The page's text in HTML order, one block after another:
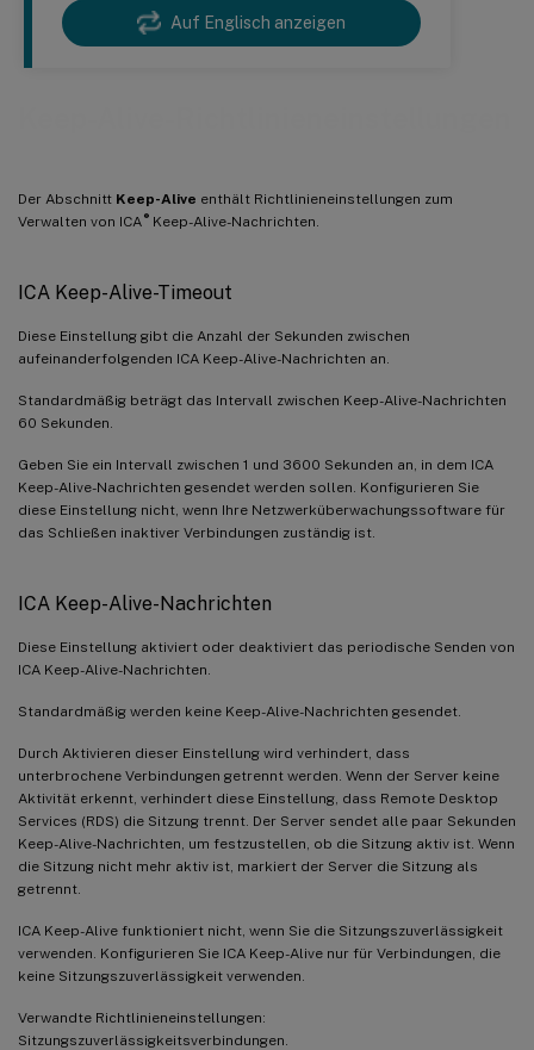
Auf Englisch anzeigen
Der Abschnitt Keep-Alive enthält Richtlinieneinstellungen zum
Verwalten von ICA ®Keep-Alive-Nachrichten.
ICA Keep-Alive-Timeout
Diese Einstellung gibt die Anzahl der Sekunden zwischen
aufeinanderfolgenden ICA Keep-Alive-Nachrichten an.
Standardmäßig beträgt das Intervall zwischen Keep-Alive-Nachrichten
60 Sekunden.
Geben Sie ein Intervall zwischen 1 und 3600 Sekunden an, in dem ICA
Keep-Alive-Nachrichten gesendet werden sollen. Konfigurieren Sie
diese Einstellung nicht, wenn Ihre Netzwerküberwachungssoftware für
das Schließen inaktiver Verbindungen zuständig ist.
ICA Keep-Alive-Nachrichten
Diese Einstellung aktiviert oder deaktiviert das periodische Senden von
ICA Keep-Alive-Nachrichten.
Standardmäßig werden keine Keep-Alive-Nachrichten gesendet.
Durch Aktivieren dieser Einstellung wird verhindert, dass
unterbrochene Verbindungen getrennt werden. Wenn der Server keine
Aktivität erkennt, verhindert diese Einstellung, dass Remote Desktop
Services (RDS) die Sitzung trennt. Der Server sendet alle paar Sekunden
Keep-Alive-Nachrichten, um festzustellen, ob die Sitzung aktiv ist. Wenn
die Sitzung nicht mehr aktiv ist, markiert der Server die Sitzung als
getrennt.
ICA Keep-Alive funktioniert nicht, wenn Sie die Sitzungszuverlässigkeit
verwenden. Konfigurieren Sie ICA Keep-Alive nur für Verbindungen, die
keine Sitzungszuverlässigkeit verwenden.
Verwandte Richtlinieneinstellungen:
Sitzungszuverlässigkeitsverbindungen.